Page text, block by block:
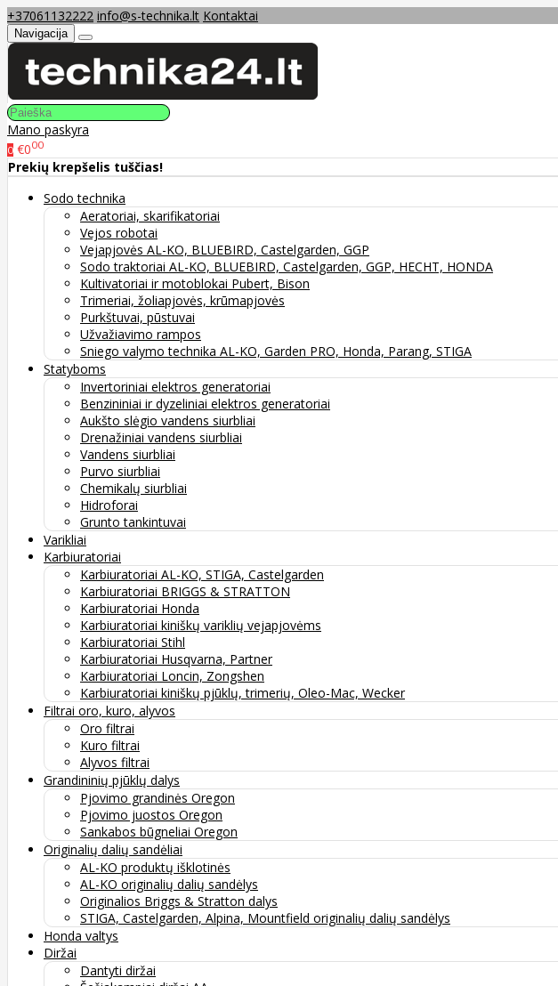
+37061132222 info@s-technika.lt Kontaktai
Navigacija
Mano paskyra
0 €000
Prekių krepšelis tuščias!
Sodo technika
Aeratoriai, skarifikatoriai
Vejos robotai
Vejapjovės AL-KO, BLUEBIRD, Castelgarden, GGP
Sodo traktoriai AL-KO, BLUEBIRD, Castelgarden, GGP, HECHT, HONDA
Kultivatoriai ir motoblokai Pubert, Bison
Trimeriai, žoliapjovės, krūmapjovės
Purkštuvai, pūstuvai
Užvažiavimo rampos
Sniego valymo technika AL-KO, Garden PRO, Honda, Parang, STIGA
Statyboms
Invertoriniai elektros generatoriai
Benzininiai ir dyzeliniai elektros generatoriai
Aukšto slėgio vandens siurbliai
Drenažiniai vandens siurbliai
Vandens siurbliai
Purvo siurbliai
Chemikalų siurbliai
Hidroforai
Grunto tankintuvai
Varikliai
Karbiuratoriai
Karbiuratoriai AL-KO, STIGA, Castelgarden
Karbiuratoriai BRIGGS & STRATTON
Karbiuratoriai Honda
Karbiuratoriai kiniškų variklių vejapjovėms
Karbiuratoriai Stihl
Karbiuratoriai Husqvarna, Partner
Karbiuratoriai Loncin, Zongshen
Karbiuratoriai kiniškų pjūklų, trimerių, Oleo-Mac, Wecker
Filtrai oro, kuro, alyvos
Oro filtrai
Kuro filtrai
Alyvos filtrai
Grandininių pjūklų dalys
Pjovimo grandinės Oregon
Pjovimo juostos Oregon
Sankabos būgneliai Oregon
Originalių dalių sandėliai
AL-KO produktų išklotinės
AL-KO originalių dalių sandėlys
Originalios Briggs & Stratton dalys
STIGA, Castelgarden, Alpina, Mountfield originalių dalių sandėlys
Honda valtys
Diržai
Dantyti diržai